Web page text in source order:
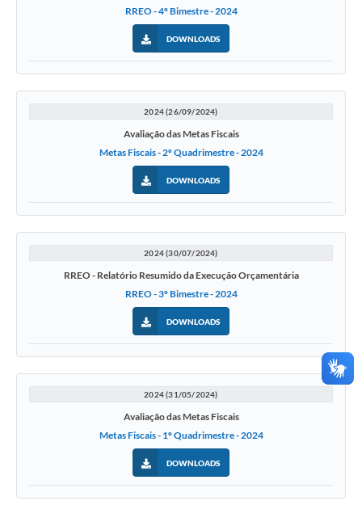
RREO - 4º Bimestre - 2024
DOWNLOADS
2024 (26/09/2024)
Avaliação das Metas Fiscais
Metas Fiscais - 2º Quadrimestre - 2024
DOWNLOADS
2024 (30/07/2024)
RREO - Relatório Resumido da Execução Orçamentária
RREO - 3º Bimestre - 2024
DOWNLOADS
2024 (31/05/2024)
Avaliação das Metas Fiscais
Metas Fiscais - 1º Quadrimestre - 2024
DOWNLOADS